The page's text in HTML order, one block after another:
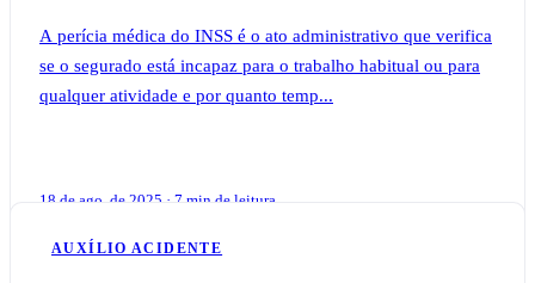
A perícia médica do INSS é o ato administrativo que verifica
se o segurado está incapaz para o trabalho habitual ou para
qualquer atividade e por quanto temp...
18 de ago. de 2025 · 7 min de leitura
AUXÍLIO ACIDENTE